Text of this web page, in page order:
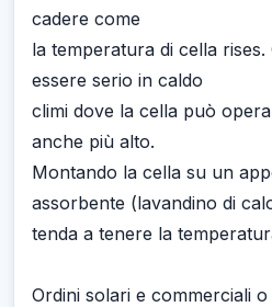
cadere come
la temperatura di cella
essere serio in caldo
climi dove la cella può
anche più alto.
Montando la cella su un
assorbente (lavandino di
tenda a tenere la
Ordini solari e commerciali